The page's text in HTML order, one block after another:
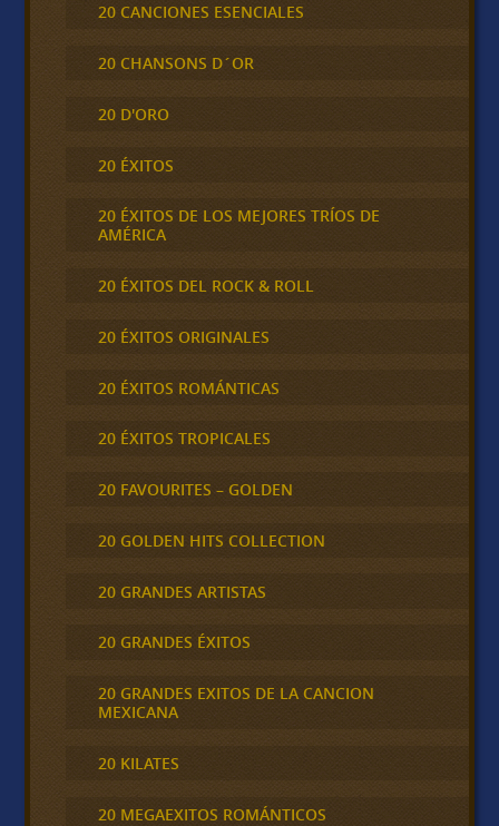
20 CANCIONES ESENCIALES
20 CHANSONS D´OR
20 D'ORO
20 ÉXITOS
20 ÉXITOS DE LOS MEJORES TRÍOS DE
AMÉRICA
20 ÉXITOS DEL ROCK & ROLL
20 ÉXITOS ORIGINALES
20 ÉXITOS ROMÁNTICAS
20 ÉXITOS TROPICALES
20 FAVOURITES – GOLDEN
20 GOLDEN HITS COLLECTION
20 GRANDES ARTISTAS
20 GRANDES ÉXITOS
20 GRANDES EXITOS DE LA CANCION
MEXICANA
20 KILATES
20 MEGAEXITOS ROMÁNTICOS